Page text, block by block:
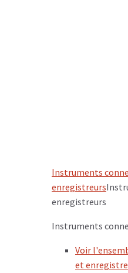
Instruments
enregistreurs
enregistreurs
Instruments
Voir
et